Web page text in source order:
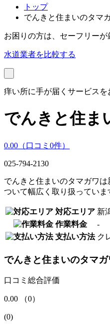
トップ
でんきと住まいのタマ
お困りの方は、セーフリー
水道業者を比較する
痒い所に手が届くサービスを
でんきと住ま
0.00 （口コミ 0件）
025-794-2130
でんきと住まいのタマガワ
ついて幅広く取り扱ってい
対応エリア 新
作業料金
‐
支払い方法 ク
でんきと住まいのタマガ
口コミ総合評価
0.00 （0）
(0)